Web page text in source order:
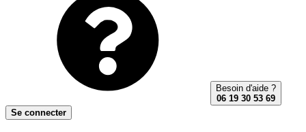
Besoin d'aide ?
06 19 30 53 69
Se connecter